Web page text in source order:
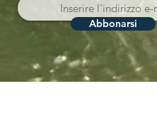
Abbonarsi